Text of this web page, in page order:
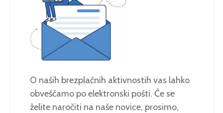
O naših brezplačnih aktivnostih vas lahko
obveščamo po elektronski pošti. Če se
želite naročiti na naše novice, prosimo,